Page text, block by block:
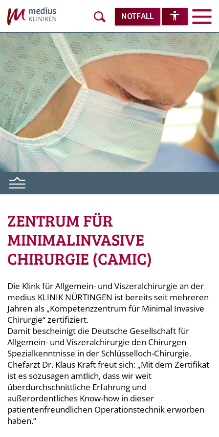
NOTFALL
ZENTRUM FÜR
MINIMALINVASIVE
CHIRURGIE (CAMIC)
Die Klink für Allgemein- und Viszeralchirurgie an der
medius KLINIK NÜRTINGEN ist bereits seit mehreren
Jahren als „Kompetenzzentrum für Minimal Invasive
Chirurgie“ zertifiziert.
Damit bescheinigt die Deutsche Gesellschaft für
Allgemein- und Viszeralchirurgie den Chirurgen
Spezialkenntnisse in der Schlüsselloch-Chirurgie.
Chefarzt Dr. Klaus Kraft freut sich: „Mit dem Zertifikat
ist es sozusagen amtlich, dass wir weit
überdurchschnittliche Erfahrung und
außerordentliches Know-how in dieser
patientenfreundlichen Operationstechnik erworben
haben.“